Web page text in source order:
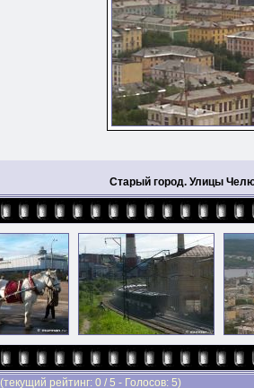
Старый город. Улицы
(текущий рейтинг: 0 / 5 - Голосов: 5)